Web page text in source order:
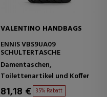
VALENTINO HANDBAGS
ENNIS VBS9UA09
SCHULTERTASCHE
Damentaschen,
Toilettenartikel und Koffer
81,18 € 35% Rabatt